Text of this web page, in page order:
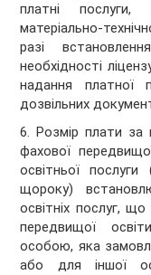
платні послуги,
матеріально-
разі
необхідності
надання платної
дозвільних
6. Розмір плати за
фахової
освітньої
щороку)
освітніх послуг,
передвищої
особою, яка
або для іншої